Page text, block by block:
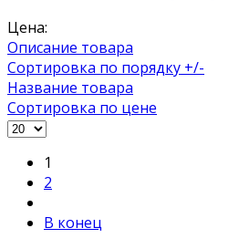
Цена:
Описание товара
Сортировка по порядку +/-
Название товара
Сортировка по цене
1
2
В конец